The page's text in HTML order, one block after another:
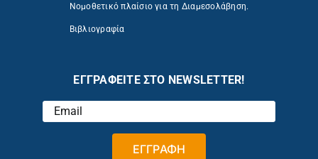
Νομοθετικό πλαίσιο για τη Διαμεσολάβηση.
Βιβλιογραφία
ΕΓΓΡΑΦΕΙΤΕ ΣΤΟ NEWSLETTER!